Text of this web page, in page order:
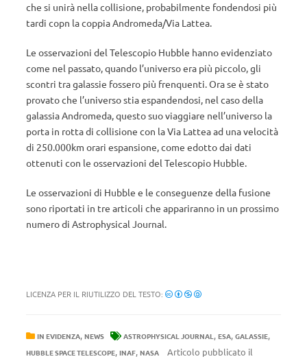
che si unirà nella collisione, probabilmente fondendosi più
tardi copn la coppia Andromeda/Via Lattea.
Le osservazioni del Telescopio Hubble hanno evidenziato
come nel passato, quando l’universo era più piccolo, gli
scontri tra galassie fossero più frenquenti. Ora se è stato
provato che l’universo stia espandendosi, nel caso della
galassia Andromeda, questo suo viaggiare nell’universo la
porta in rotta di collisione con la Via Lattea ad una velocità
di 250.000km orari espansione, come edotto dai dati
ottenuti con le osservazioni del Telescopio Hubble.
Le osservazioni di Hubble e le conseguenze della fusione
sono riportati in tre articoli che appariranno in un prossimo
numero di Astrophysical Journal.
LICENZA PER IL RIUTILIZZO DEL TESTO:
IN EVIDENZA, NEWS ASTROPHYSICAL JOURNAL, ESA, GALASSIE,
HUBBLE SPACE TELESCOPE, INAF, NASA
Articolo pubblicato il